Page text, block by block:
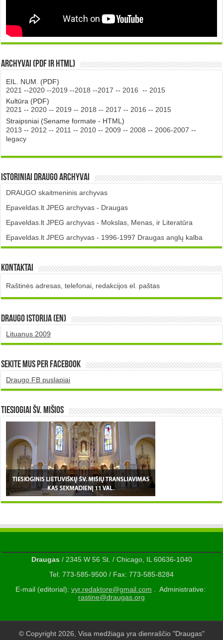
Archyvai (PDF ir HTML)
EIL. NUM. (PDF)
2021 --2020 --2019 --2018 --2017 -- 2016 -- 2015
Kultūra (PDF)
2021 -- 2020 -- 2019 -- 2018 -- 2017 -- 2016 -- 2015
Straipsniai (Sename formate - HTML)
2013 -- 2012 -- 2011 -- 2010 -- 2009 -- 2008 -- 2006-2007 --
legacy
Istoriniai DRAUGO Archyvai
DRAUGO skaitmeninis archyvas
Epaveldas.lt JPEG archyvas - Draugas
Epaveldas.lt JPEG archyvas - Mokslas, Menas, ir Literatūra
Epaveldas.lt JPEG archyvas - 1996-1997 Draugas anglų kalba
Kontaktai
Raštinės adresas, telefonai, redakcijos el. paštas
DRAUGO istorija (EN)
Lituanus 2009
Sekite mus per Facebook
Draugo FB puslapiai
TIESIOGIAI šv. MIŠIOS
Draugas/ 2345 W 56 St. / Chicago, IL 60636-1040
Tel: 773-585-9500 / Fax: 773-585-8284
E-mail (editorial): vyr.redaktore@gmail.com . Administrative:
rastine@draugas.org
© Copyright 2026, Visa medžiaga yra dienraščio "Draugas"